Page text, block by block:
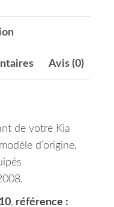
Avis (0)
de votre Kia
d’origine,
, référence :